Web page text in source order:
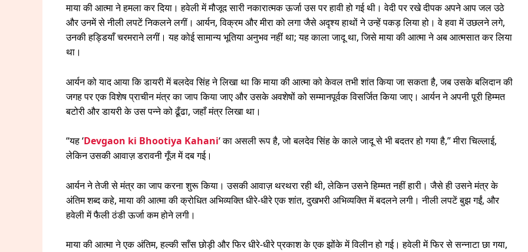
माया की आत्मा ने हमला कर दिया। हवेली में मौजूद सारी नकारात्मक ऊर्जा उस पर हावी हो गई थी। वेदी पर रखे दीपक अपने आप जल उठे
और उनमें से नीली लपटें निकलने लगीं। आर्यन, विक्रम और मीरा को लगा जैसे अदृश्य हाथों ने उन्हें पकड़ लिया हो। वे हवा में उछलने लगे,
उनकी हड्डियाँ चरमराने लगीं। यह कोई सामान्य भूतिया अनुभव नहीं था; यह काला जादू था, जिसे माया की आत्मा ने अब आत्मसात कर लिया
था।
आर्यन को याद आया कि डायरी में बलदेव सिंह ने लिखा था कि माया की आत्मा को केवल तभी शांत किया जा सकता है, जब उसके बलिदान की
जगह पर एक विशेष प्राचीन मंत्र का जाप किया जाए और उसके अवशेषों को सम्मानपूर्वक विसर्जित किया जाए। आर्यन ने अपनी पूरी हिम्मत
बटोरी और डायरी के उस पन्ने को ढूँढा, जहाँ मंत्र लिखा था।
“यह ‘Devgaon ki Bhootiya Kahani‘ का असली रूप है, जो बलदेव सिंह के काले जादू से भी बदतर हो गया है,” मीरा चिल्लाई,
लेकिन उसकी आवाज़ डरावनी गूँज में दब गई।
आर्यन ने तेजी से मंत्र का जाप करना शुरू किया। उसकी आवाज़ थरथरा रही थी, लेकिन उसने हिम्मत नहीं हारी। जैसे ही उसने मंत्र के
अंतिम शब्द कहे, माया की आत्मा की क्रोधित अभिव्यक्ति धीरे-धीरे एक शांत, दुखभरी अभिव्यक्ति में बदलने लगी। नीली लपटें बुझ गईं, और
हवेली में फैली ठंडी ऊर्जा कम होने लगी।
माया की आत्मा ने एक अंतिम, हल्की साँस छोड़ी और फिर धीरे-धीरे प्रकाश के एक झोंके में विलीन हो गई। हवेली में फिर से सन्नाटा छा गया,